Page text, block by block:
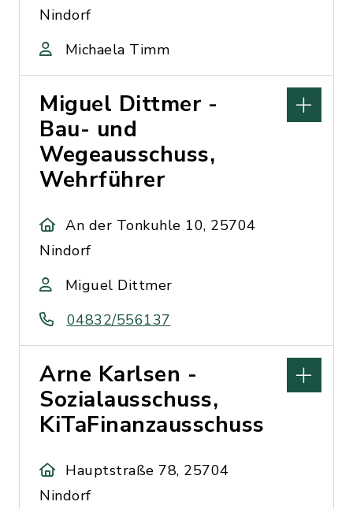
Nindorf
Michaela Timm
Miguel Dittmer -
Bau- und
Wegeausschuss,
Wehrführer
An der Tonkuhle 10, 25704
Nindorf
Miguel Dittmer
04832/556137
Arne Karlsen -
Sozialausschuss,
KiTaFinanzausschuss
Hauptstraße 78, 25704
Nindorf